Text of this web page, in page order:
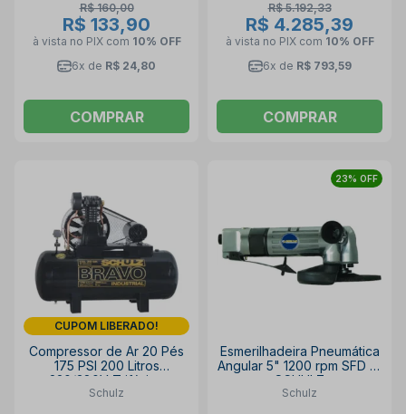
R$ 160,00
R$ 133,90
à vista no PIX com 10% OFF
6x de R$ 24,80
COMPRAR
R$ 5.192,33
R$ 4.285,39
à vista no PIX com 10% OFF
6x de R$ 793,59
COMPRAR
CUPOM LIBERADO!
Compressor de Ar 20 Pés
175 PSI 200 Litros
220/380V Trifásico
CSL20BR/200 SCHULZ
Schulz
23% OFF
Esmerilhadeira Pneumática
Angular 5" 1200 rpm SFD 12
SCHULZ
Schulz